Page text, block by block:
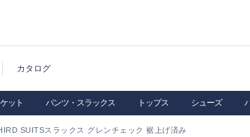
カタログ
ット パンツ・スラックス トップス シューズ
SUITSスラックス グレンチェック 裾上げ済み